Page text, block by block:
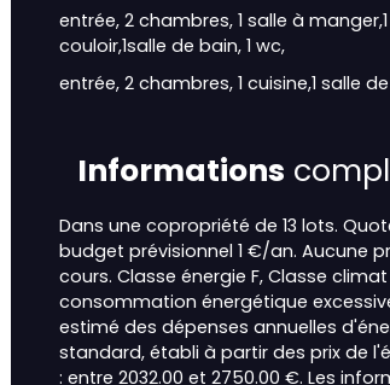
entrée, 2 chambres, 1 salle à manger,1
couloir,1salle de bain, 1 wc,
entrée, 2 chambres, 1 cuisine,1 salle
Informations
Dans une copropriété de 13 lots.
budget prévisionnel 1 €/an. Aucune
cours. Classe énergie F, Classe
consommation énergétique
estimé des dépenses annuelles
standard, établi à partir des prix de
: entre 2032.00 et 2750.00 €. Les